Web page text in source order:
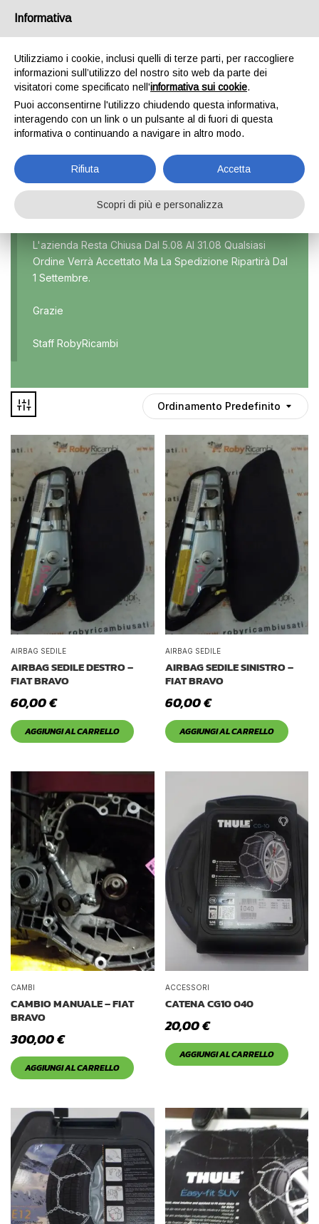
BRAVO
Home Prodotto Modello Bravo
Marca
Modello
Auto usate
Culla
Interni
Maniglie
Noleggio
Parti meccaniche
Ponte
Spray
Deghiacciante
Disponibile
In offerta
L'azienda Resta Chiusa Dal 5.08 Al 31.08 Qualsiasi
Ordine Verrà Accettato Ma La Spedizione Ripartirà Dal
1 Settembre.
Grazie
Staff RobyRicambi
Ordinamento Predefinito
AIRBAG SEDILE
AIRBAG SEDILE DESTRO –
FIAT BRAVO
60,00€
AGGIUNGI AL CARRELLO
AIRBAG SEDILE
AIRBAG SEDILE SINISTRO –
FIAT BRAVO
60,00€
AGGIUNGI AL CARRELLO
CAMBI
CAMBIO MANUALE – FIAT
BRAVO
300,00€
AGGIUNGI AL CARRELLO
ACCESSORI
CATENA CG10 040
20,00€
AGGIUNGI AL CARRELLO
Informativa
Utilizziamo i cookie, inclusi quelli di terze parti, per raccogliere
informazioni sull’utilizzo del nostro sito web da parte dei
visitatori come specificato nell'informativa sui cookie.
Puoi acconsentirne l'utilizzo chiudendo questa informativa,
interagendo con un link o un pulsante al di fuori di questa
informativa o continuando a navigare in altro modo.
Rifiuta Accetta
Scopri di più e personalizza